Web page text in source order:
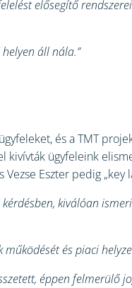
elősegítő
áll nála.”
és a TMT
ügyfeleink
Eszter pedig „key
kiválóan
és piaci
éppen felmerülő